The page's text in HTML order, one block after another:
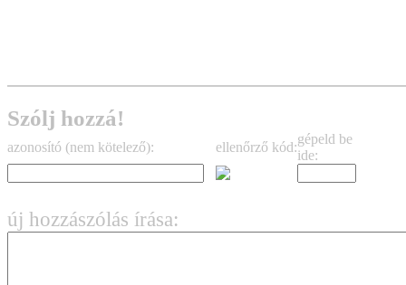
Szólj hozzá!
azonosító (nem kötelező): ellenőrző kód:
gépeld be
ide:
új hozzászólás írása: